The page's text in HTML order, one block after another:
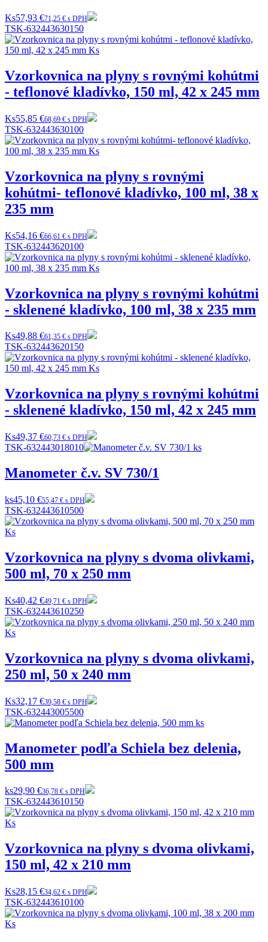
Ks57,93 €71,25 € s DPH
TSK-632443630150
Vzorkovnica na plyny s rovnými kohútmi
- teflonové kladívko, 150 ml, 42 x 245 mm
Ks55,85 €68,69 € s DPH
TSK-632443630100
Vzorkovnica na plyny s rovnými
kohútmi- teflonové kladívko, 100 ml, 38 x
235 mm
Ks54,16 €66,61 € s DPH
TSK-632443620100
Vzorkovnica na plyny s rovnými kohútmi
- sklenené kladívko, 100 ml, 38 x 235 mm
Ks49,88 €61,35 € s DPH
TSK-632443620150
Vzorkovnica na plyny s rovnými kohútmi
- sklenené kladívko, 150 ml, 42 x 245 mm
Ks49,37 €60,73 € s DPH
TSK-632443018010
Manometer č.v. SV 730/1
ks45,10 €55,47 € s DPH
TSK-632443610500
Vzorkovnica na plyny s dvoma olivkami,
500 ml, 70 x 250 mm
Ks40,42 €49,71 € s DPH
TSK-632443610250
Vzorkovnica na plyny s dvoma olivkami,
250 ml, 50 x 240 mm
Ks32,17 €39,58 € s DPH
TSK-632443005500
Manometer podľa Schiela bez delenia,
500 mm
ks29,90 €36,78 € s DPH
TSK-632443610150
Vzorkovnica na plyny s dvoma olivkami,
150 ml, 42 x 210 mm
Ks28,15 €34,62 € s DPH
TSK-632443610100